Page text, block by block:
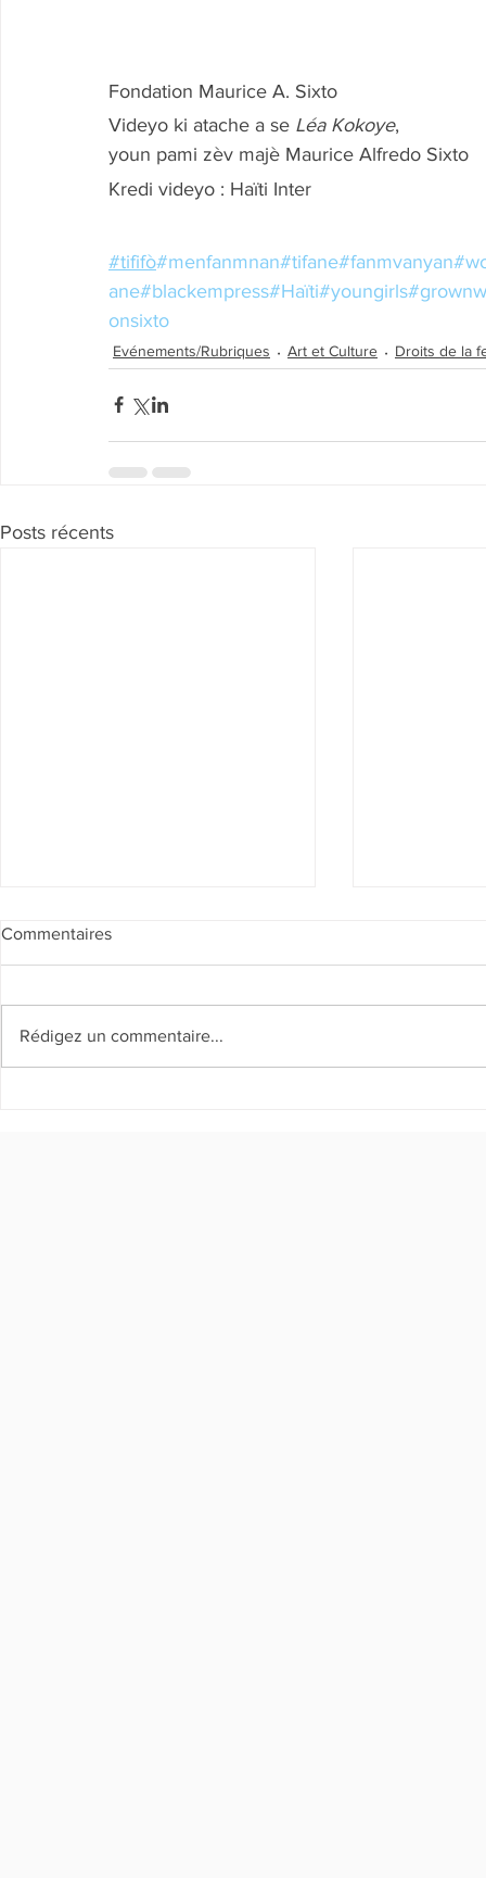
Fondation Maurice A. Sixto
Videyo ki atache a se Léa Kokoye
youn pami zèv majè Maurice Alfredo Sixto
Kredi videyo : Haïti Inter
#tififò#menfanmnan#tifane#fanmvanyan
ane#blackempress#Haïti#youngirls
onsixto
Evénements/Rubriques Art et Culture Droits de la
Posts récents
Commentaires
Rédigez un commentaire...